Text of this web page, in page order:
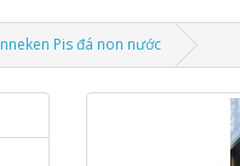
Pis đá non nước